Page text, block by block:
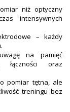
+
niż optyczny
intensywnych
– każdy
na pamięć
łączności oraz
pomiar tętna, ale
treningu bez